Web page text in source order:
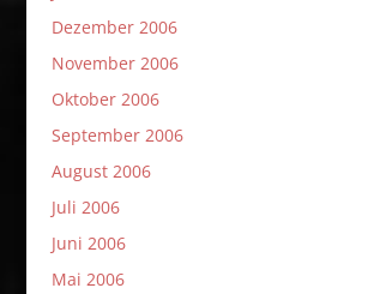
Dezember 2006
November 2006
Oktober 2006
September 2006
August 2006
Juli 2006
Juni 2006
Mai 2006